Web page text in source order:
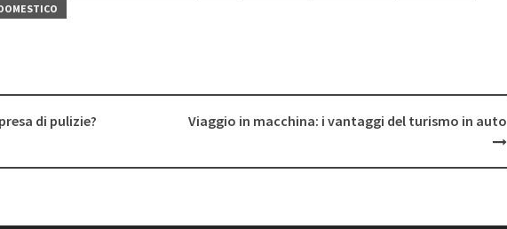
di pulizie? Viaggio in macchina: i vantaggi del turismo in auto